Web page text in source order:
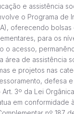
e assistência
o Programa de
oferecendo
para os
o acesso,
área de assistência
e projetos nas
defesa
3º da Lei
em conformidade